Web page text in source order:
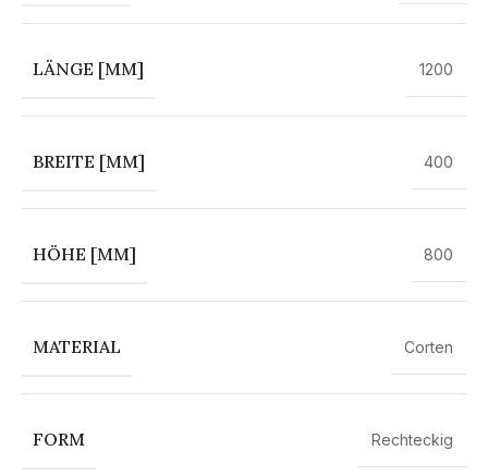
LÄNGE [MM] 1200
BREITE [MM] 400
HÖHE [MM] 800
MATERIAL Corten
FORM Rechteckig